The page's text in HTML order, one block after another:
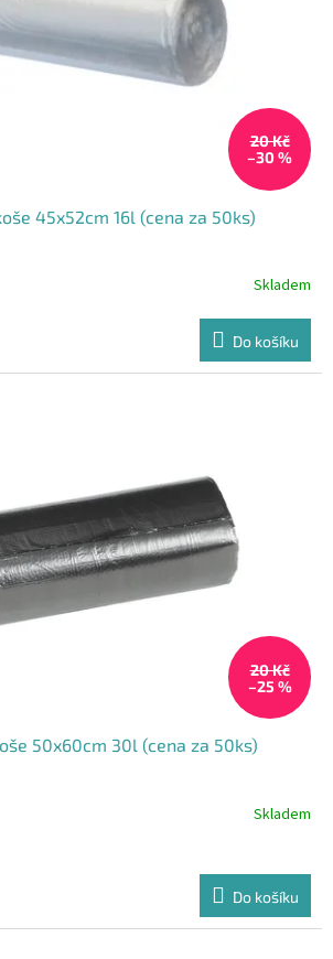
20 Kč
–30 %
45x52cm 16l (cena za 50ks)
Skladem
Do košíku
20 Kč
–25 %
50x60cm 30l (cena za 50ks)
Skladem
Do košíku